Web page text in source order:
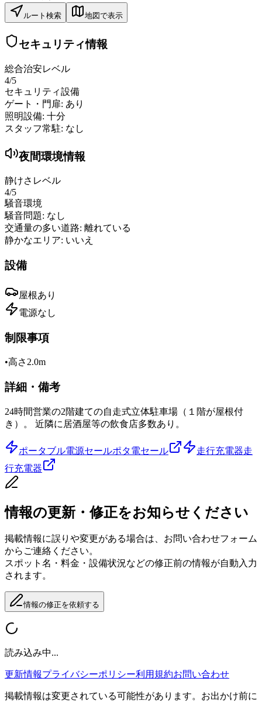
ルート検索 地図で表示
セキュリティ情報
総合治安レベル
4/5
セキュリティ設備
ゲート・門扉: あり
照明設備: 十分
スタッフ常駐: なし
夜間環境情報
静けさレベル
4/5
騒音環境
騒音問題: なし
交通量の多い道路: 離れている
静かなエリア: いいえ
設備
屋根あり
電源なし
制限事項
•高さ2.0m
詳細・備考
24時間営業の2階建ての自走式立体駐車場（１階が屋根付
き）。 近隣に居酒屋等の飲食店多数あり。
ポータブル電源セールポタ電セール 走行充電器走
行充電器
情報の更新・修正をお知らせください
掲載情報に誤りや変更がある場合は、お問い合わせフォーム
からご連絡ください。
スポット名・料金・設備状況などの修正前の情報が自動入力
されます。
情報の修正を依頼する
読み込み中...
更新情報プライバシーポリシー利用規約お問い合わせ
掲載情報は変更されている可能性があります。お出かけ前に